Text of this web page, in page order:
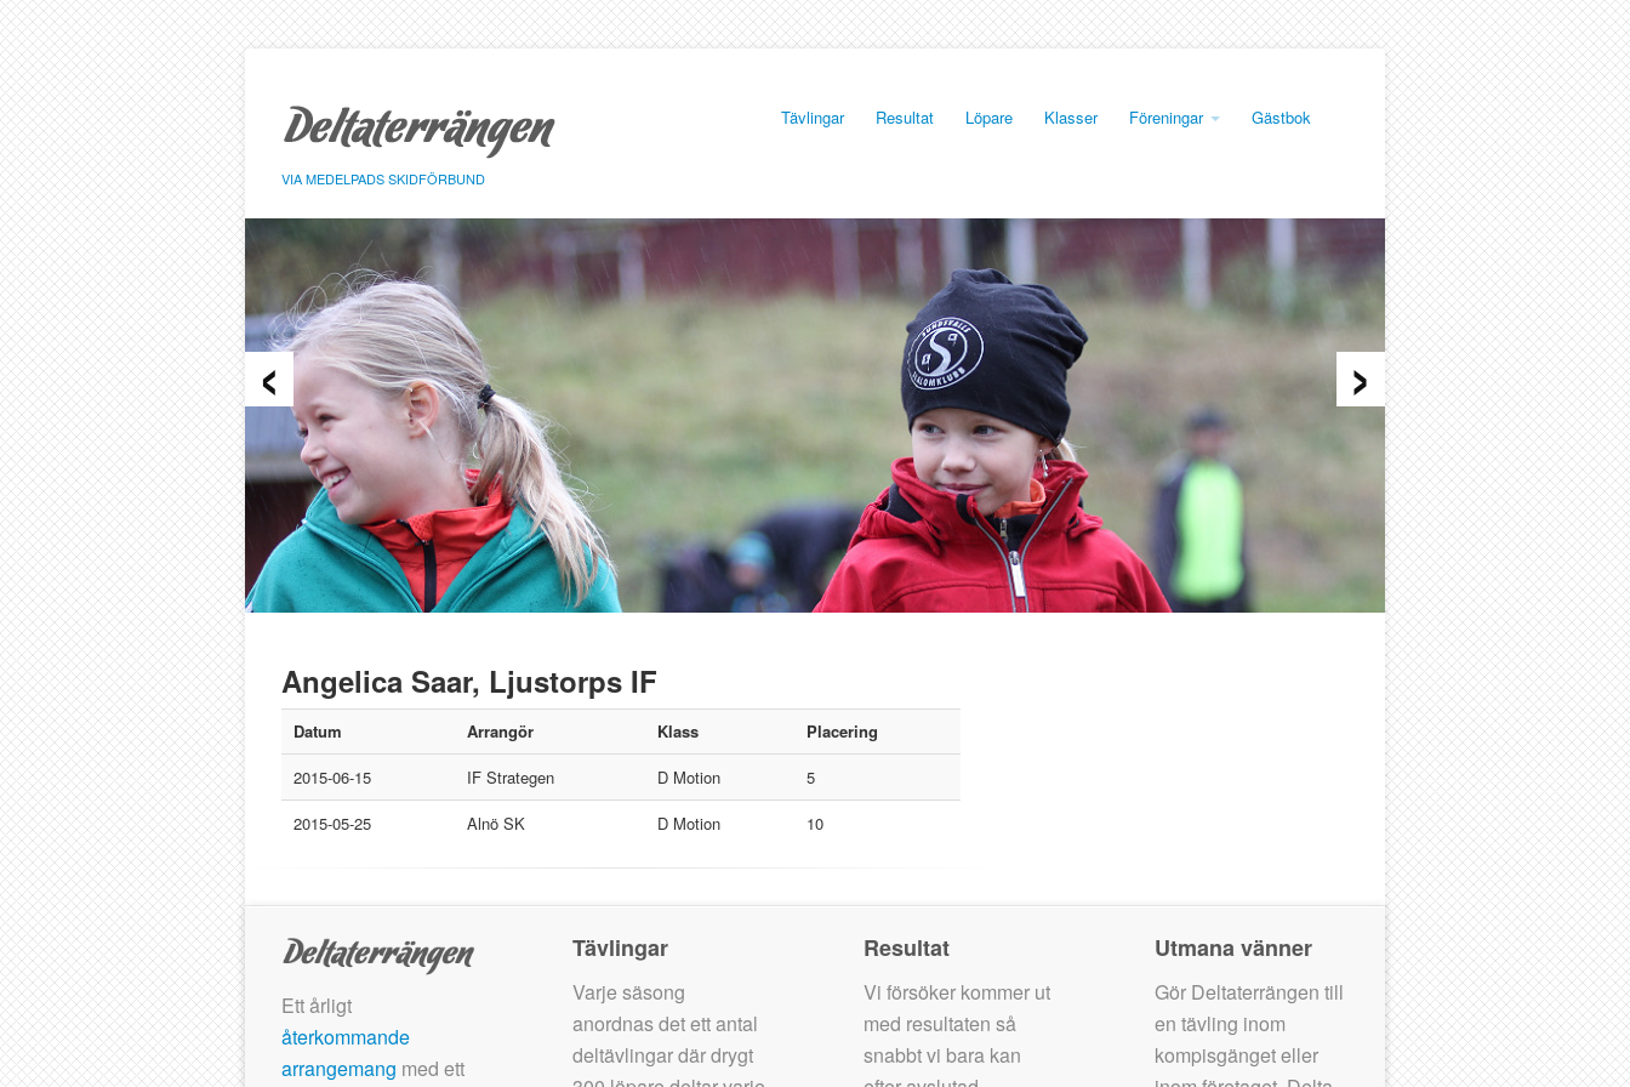
till
VIA MEDELPADS SKIDFÖRBUND
Tävlingar Resultat Löpare Klasser Föreningar Gästbok
‹ ›
Angelica Saar, Ljustorps IF
Datum Arrangör Klass
Placering
2015-06-15
IF Strategen D Motion
5
2015-05-25
Alnö SK D Motion 10
Ett årligt
återkommande
arrangemang med ett
Tävlingar
Varje säsong
anordnas det ett antal
deltävlingar där drygt
Resultat
Vi försöker kommer ut
med resultaten så
snabbt vi bara kan
Utmana vänner
Gör Deltaterrängen till
en tävling inom
kompisgänget eller